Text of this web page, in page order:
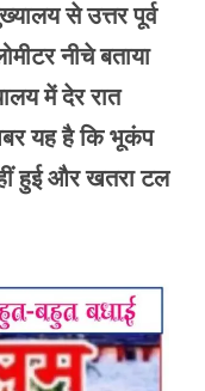
से उत्तर पूर्व
नीचे बताया
में देर रात
यह है कि भूकंप
हुई और खतरा टल